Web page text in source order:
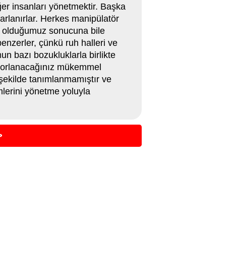
insanları yönetmektir. Başka
Herkes manipülatör
olduğumuz sonucuna bile
çünkü ruh halleri ve
bazı bozukluklarla birlikte
mükemmel
tanımlanmamıştır ve
yönetme yoluyla